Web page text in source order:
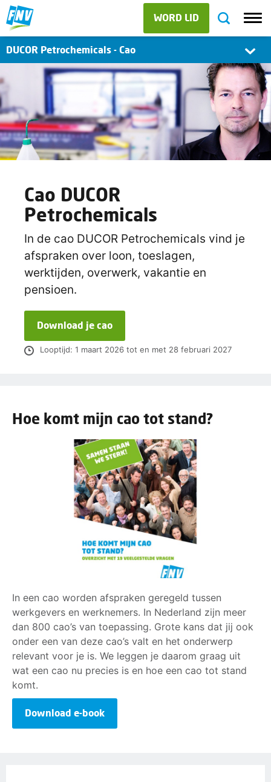
WORD LID
DUCOR Petrochemicals - Cao
Cao DUCOR
Petrochemicals
In de cao DUCOR Petrochemicals vind je
afspraken over loon, toeslagen,
werktijden, overwerk, vakantie en
pensioen.
Download je cao
Looptijd: 1 maart 2026 tot en met 28 februari 2027
Hoe komt mijn cao tot stand?
In een cao worden afspraken geregeld tussen
werkgevers en werknemers. In Nederland zijn meer
dan 800 cao’s van toepassing. Grote kans dat jij ook
onder een van deze cao’s valt en het onderwerp
relevant voor je is. We leggen je daarom graag uit
wat een cao nu precies is en hoe een cao tot stand
komt.
Download e-book